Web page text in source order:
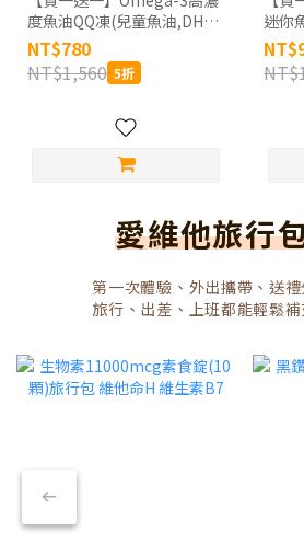
度魚油QQ凍(兒童魚油,DHA,
挪威Concordix專利,好吸收,
無魚腥味) 30顆_共2盒/60天
份
NT$780
NT$1,560 5折
迷你
愛維他旅行
第一次體驗、外出攜帶、送禮
旅行、出差、上班都能輕鬆補